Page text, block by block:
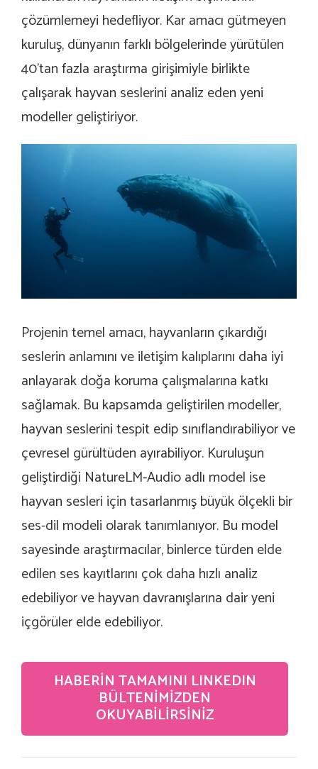
çözümlemeyi hedefliyor. Kar amacı gütmeyen
kuruluş, dünyanın farklı bölgelerinde yürütülen
40’tan fazla araştırma girişimiyle birlikte
çalışarak hayvan seslerini analiz eden yeni
modeller geliştiriyor.
Projenin temel amacı, hayvanların çıkardığı
seslerin anlamını ve iletişim kalıplarını daha iyi
anlayarak doğa koruma çalışmalarına katkı
sağlamak. Bu kapsamda geliştirilen modeller,
hayvan seslerini tespit edip sınıflandırabiliyor ve
çevresel gürültüden ayırabiliyor. Kuruluşun
geliştirdiği NatureLM-Audio adlı model ise
hayvan sesleri için tasarlanmış büyük ölçekli bir
ses-dil modeli olarak tanımlanıyor. Bu model
sayesinde araştırmacılar, binlerce türden elde
edilen ses kayıtlarını çok daha hızlı analiz
edebiliyor ve hayvan davranışlarına dair yeni
içgörüler elde edebiliyor.
HABERIN TAMAMINI LINKEDIN
BÜLTENIMIZDEN
OKUYABILIRSINIZ